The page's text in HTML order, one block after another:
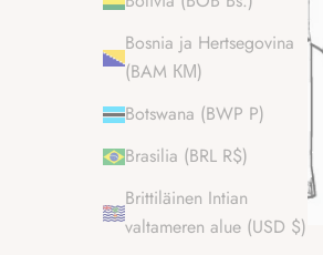
Bosnia ja Hertsegovina
(BAM КМ)
Botswana (BWP P)
Brasilia (BRL R$)
Brittiläinen Intian
valtameren alue (USD $)